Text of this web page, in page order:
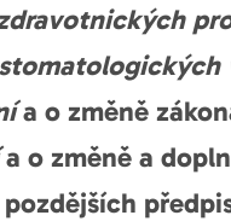
a o změně
o změně a